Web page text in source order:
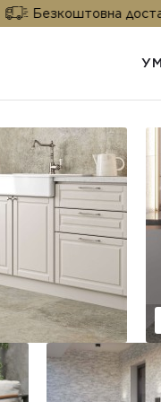
Безкоштовна доставка